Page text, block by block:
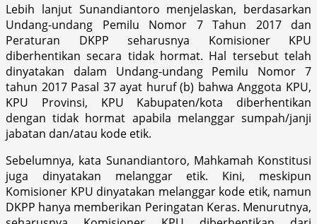
Lebih lanjut Sunandiantoro menjelaskan, berdasarkan
Undang-undang Pemilu Nomor 7 Tahun 2017 dan
Peraturan DKPP seharusnya Komisioner KPU
diberhentikan secara tidak hormat. Hal tersebut telah
dinyatakan dalam Undang-undang Pemilu Nomor 7
tahun 2017 Pasal 37 ayat huruf (b) bahwa Anggota KPU,
KPU Provinsi, KPU Kabupaten/kota diberhentikan
dengan tidak hormat apabila melanggar sumpah/janji
jabatan dan/atau kode etik.
Sebelumnya, kata Sunandiantoro, Mahkamah Konstitusi
juga dinyatakan melanggar etik. Kini, meskipun
Komisioner KPU dinyatakan melanggar kode etik, namun
DKPP hanya memberikan Peringatan Keras. Menurutnya,